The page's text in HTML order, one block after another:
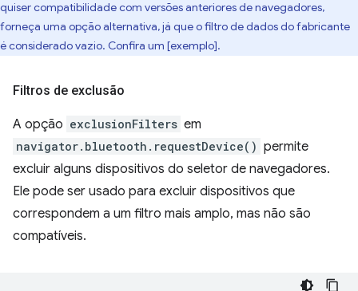
quiser compatibilidade com versões anteriores de navegadores,
forneça uma opção alternativa, já que o filtro de dados do fabricante
é considerado vazio. Confira um [exemplo].
Filtros de exclusão
A opção exclusionFilters em
navigator.bluetooth.requestDevice() permite
excluir alguns dispositivos do seletor de navegadores.
Ele pode ser usado para excluir dispositivos que
correspondem a um filtro mais amplo, mas não são
compatíveis.